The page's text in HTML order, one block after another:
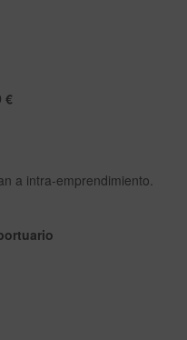
€
a intra-emprendimiento.